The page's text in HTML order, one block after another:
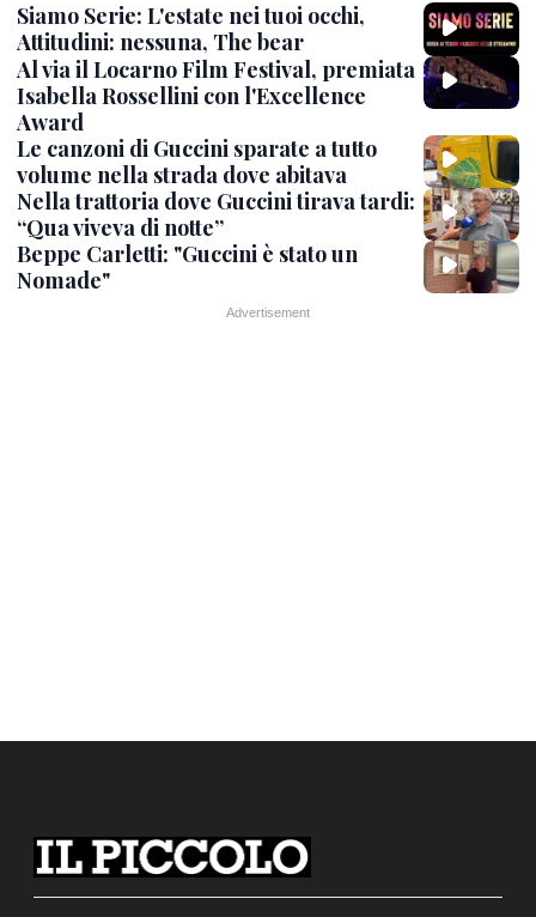
Siamo Serie: L'estate nei tuoi occhi,
Attitudini: nessuna, The bear
Al via il Locarno Film Festival, premiata
Isabella Rossellini con l'Excellence
Award
Le canzoni di Guccini sparate a tutto
volume nella strada dove abitava
Nella trattoria dove Guccini tirava tardi:
“Qua viveva di notte”
Beppe Carletti: "Guccini è stato un
Nomade"